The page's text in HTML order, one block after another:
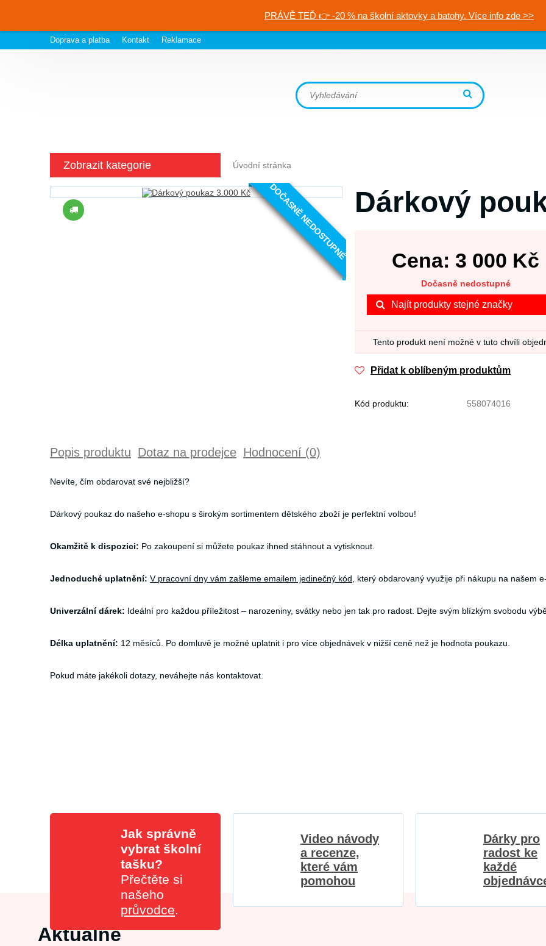
PRÁVĚ TEĎ 👉 -20 % na školní aktovky a batohy. Více info zde >>
Doprava a platba Kontakt Reklamace
Zobrazit kategorie Úvodní stránka
DOČASNĚ NEDOSTUPNÉ Dárkový
Cena: 3 000 Kč
Dočasně nedostupné
Najít produkty stejné značky
Tento produkt není možné v tuto chvíli
Přidat k oblíbeným produktům
Kód produktu: 558074016
Popis produktu Dotaz na prodejce Hodnocení (0)
Nevíte, čím obdarovat své nejbližší?
Dárkový poukaz do našeho e-shopu s širokým sortimentem dětského zboží je perfektní volbou!
Okamžitě k dispozici: Po zakoupení si můžete poukaz ihned stáhnout a vytisknout.
Jednoduché uplatnění: V pracovní dny vám zašleme emailem jedinečný kód , který obdarovaný využije při nákupu na našem
Univerzální dárek: Ideální pro každou příležitost – narozeniny, svátky nebo jen tak pro radost. Dejte svým blízkým svobodu
Délka uplatnění: 12 měsíců. Po domluvě je možné uplatnit i pro více objednávek v nižší ceně než je hodnota poukazu.
Pokud máte jakékoli dotazy, neváhejte nás kontaktovat.
Jak správně
vybrat školní
tašku?
Přečtěte si
našeho
průvodce.
Video návody
a recenze,
které vám
pomohou
Dárky pro
radost ke
každé
Aktuálně